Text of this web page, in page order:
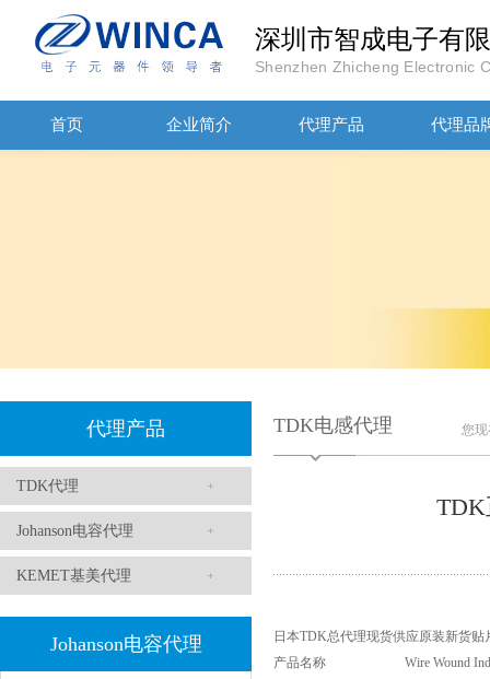
深圳市智成电子有
Shenzhen Zhicheng Electronic
首页 企业简介 代理产品 代理品
代理产品
TDK代理
Johanson电容代理
KEMET基美代理
Johanson电容代理
TDK电感代理 您
TDK
日本TDK总代理现货供应原装新货贴
产品名称
Wire Wound